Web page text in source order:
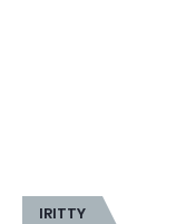
IRITTY